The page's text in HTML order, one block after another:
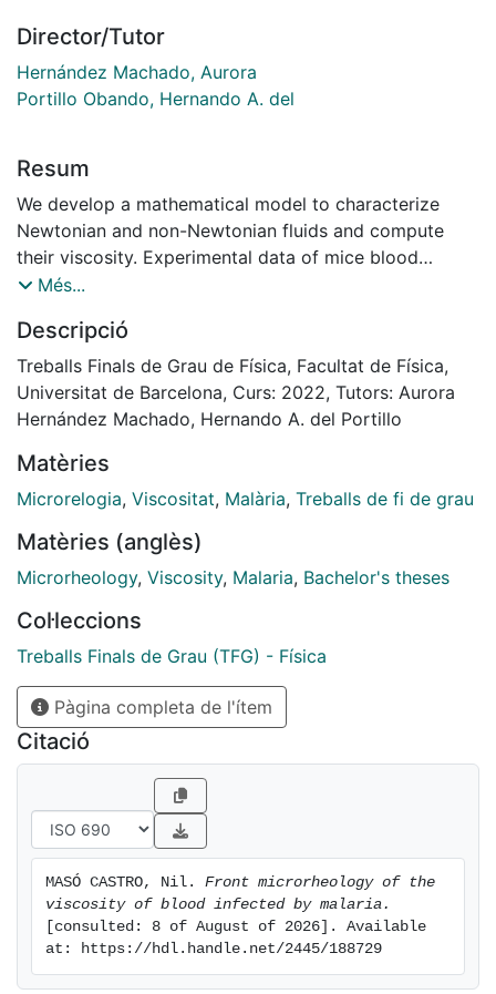
Director/Tutor
Hernández Machado, Aurora
Portillo Obando, Hernando A. del
Resum
We develop a mathematical model to characterize
Newtonian and non-Newtonian fluids and compute
their viscosity. Experimental data of mice blood
infected by Plasmodium yoelii is analysed in order to
periods of infection is made with a view to determine
viscosity changes throughout the disease advance.
The results are also compared with non-infected
human blood viscosity values to study how malaria
Results successfully correlate with the already known
viscoelastic changes of malaria-infected red
Més...
Descripció
Treballs Finals de Grau de Física, Facultat de Física,
Universitat de Barcelona, Curs: 2022, Tutors: Aurora
Hernández Machado, Hernando A. del Portillo
Matèries
Microrelogia, Viscositat, Malària, Treballs de fi de grau
Matèries (anglès)
Microrheology, Viscosity, Malaria, Bachelor's theses
Col·leccions
Treballs Finals de Grau (TFG) - Física
Pàgina completa de l'ítem
Citació
MASÓ CASTRO, Nil. Front microrheology of the
viscosity of blood infected by malaria.
[consulted: 8 of August of 2026]. Available
at: https://hdl.handle.net/2445/188729